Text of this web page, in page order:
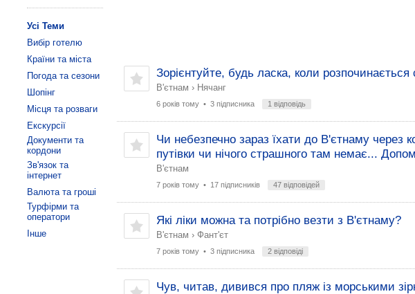
Зорієнтуйте, будь ласка, коли
В'єтнам › Нячанг
6 років тому• 3 підписника 1 відповідь
Чи небезпечно зараз їхати до В'єтнаму через
путівки чи нічого страшного там немає...
В'єтнам
7 років тому• 17 підписників 47 відповідей
Які ліки можна та потрібно везти з В'єтнаму?
В'єтнам › Фант'єт
7 років тому• 3 підписника 2 відповіді
Чув, читав, дивився про пляж із морськими
Усі Теми
Вибір готелю
Країни та міста
Погода та сезони
Шопінг
Місця та розваги
Екскурсії
Документи та
кордони
Зв'язок та
інтернет
Валюта та гроші
Турфірми та
оператори
Інше